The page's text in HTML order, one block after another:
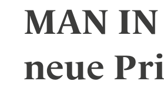
Beach
Countryside
Mindful Traveller
Deutschland
Indien
Indonesien
MAN IN
neue